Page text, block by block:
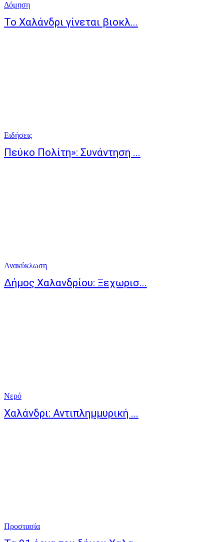
Δόμηση
Το Χαλάνδρι γίνεται βιοκλ...
Ειδήσεις
Πεύκο Πολίτη»: Συνάντηση ...
Ανακύκλωση
Δήμος Χαλανδρίου: Ξεχωρισ...
Νερό
Χαλάνδρι: Αντιπλημμυρική ...
Προστασία